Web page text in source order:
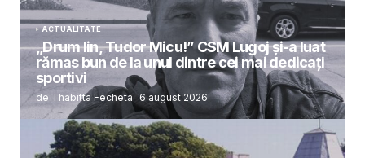
ACTUALITATE
„Drum lin, Tudor Micu!” CSM Lugoj și-a luat
rămas bun de la unul dintre cei mai dedicați
sportivi
de Thabitta Fecheta 6 august 2026